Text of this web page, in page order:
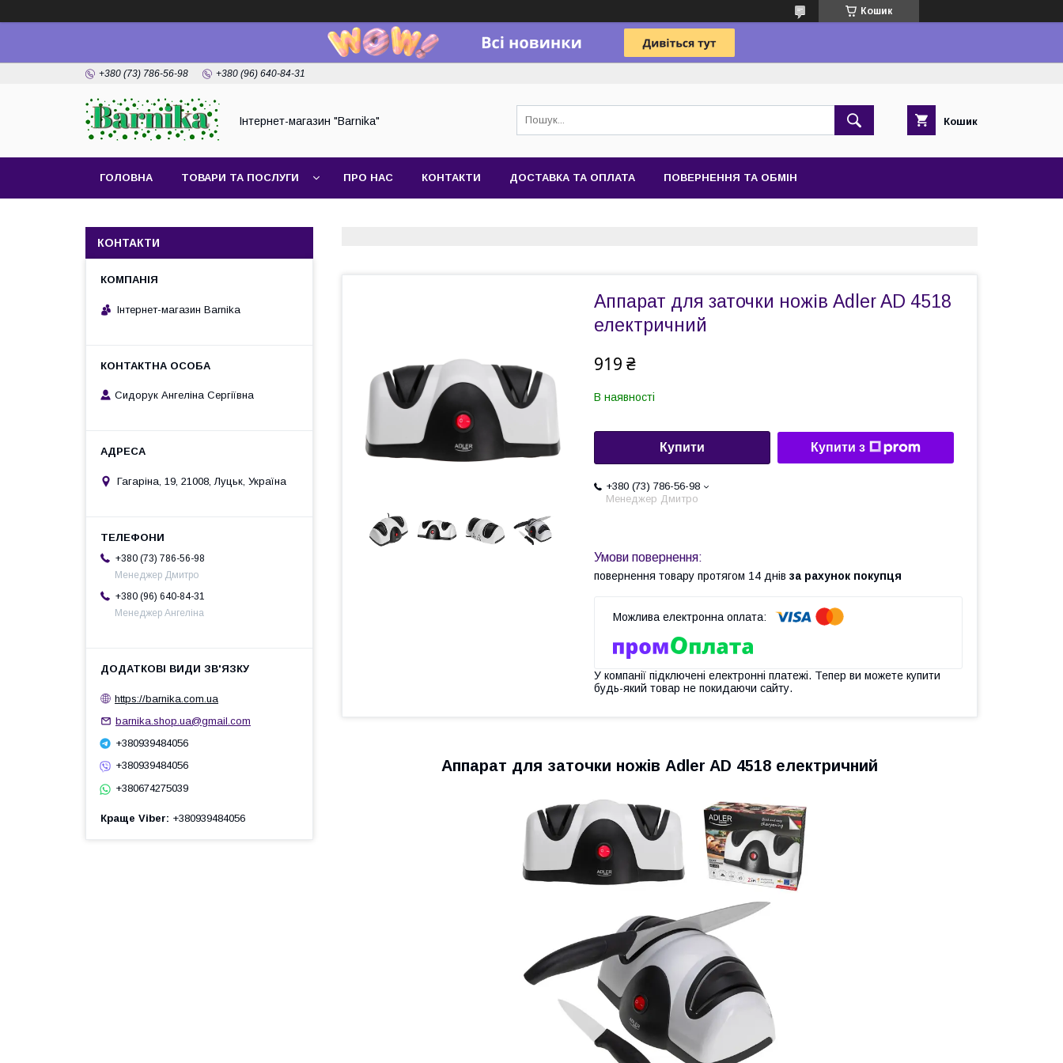
Кошик
+380 (73) 786-56-98 +380 (96) 640-84-31
Інтернет-магазин "Barnika" Кошик
ГОЛОВНА ТОВАРИ ТА ПОСЛУГИ ПРО НАС КОНТАКТИ ДОСТАВКА ТА ОПЛАТА ПОВЕРНЕННЯ ТА ОБМІН
Аппарат для заточки ножів Adler AD 4518
електричний
919 ₴
В наявності
Купити Купити з
+380 (73) 786-56-98
Менеджер Дмитро
повернення товару протягом 14 днів за рахунок покупця
У компанії підключені електронні платежі. Тепер ви можете купити
будь-який товар не покидаючи сайту.
Аппарат для заточки ножів Adler AD 4518 електричний
КОНТАКТИ
Інтернет-магазин Barnika
Сидорук Ангеліна Сергіївна
Гагаріна, 19, 21008, Луцьк, Україна
+380 (73) 786-56-98
Менеджер Дмитро
+380 (96) 640-84-31
Менеджер Ангеліна
https://barnika.com.ua
barnika.shop.ua@gmail.com
+380939484056
+380939484056
+380674275039
Краще Viber +380939484056